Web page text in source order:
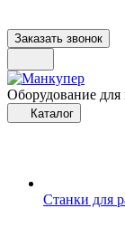
Заказать звонок
Оборудование для
Каталог
Станки для